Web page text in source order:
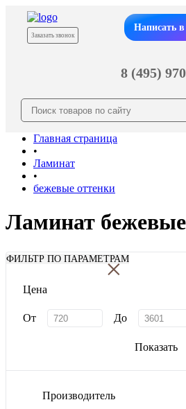
Заказать звонок
Написать
8 (495)
Главная страница
•
Ламинат
•
бежевые оттенки
Ламинат
ФИЛЬТР ПО ПАРАМЕТРАМ
×
Цена
От До
Показать
Производитель